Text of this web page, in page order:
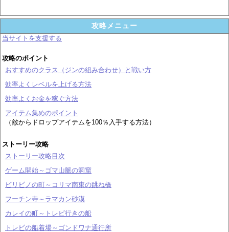
攻略メニュー
当サイトを支援する
攻略のポイント
おすすめのクラス（ジンの組み合わせ）と戦い方
効率よくレベルを上げる方法
効率よくお金を稼ぐ方法
アイテム集めのポイント
（敵からドロップアイテムを100％入手する方法）
ストーリー攻略
ストーリー攻略目次
ゲーム開始～ゴマ山脈の洞窟
ビリビノの町～コリマ南東の跳ね橋
フーチン寺～ラマカン砂漠
カレイの町～トレビ行きの船
トレビの船着場～ゴンドワナ通行所